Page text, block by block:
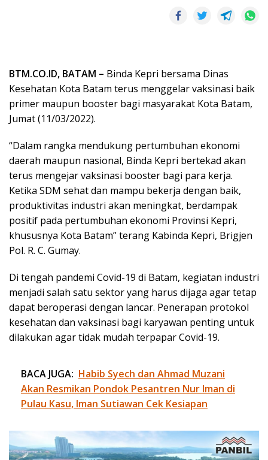
BTM.CO.ID, BATAM – Binda Kepri bersama Dinas
Kesehatan Kota Batam terus menggelar vaksinasi baik
primer maupun booster bagi masyarakat Kota Batam,
Jumat (11/03/2022).
“Dalam rangka mendukung pertumbuhan ekonomi
daerah maupun nasional, Binda Kepri bertekad akan
terus mengejar vaksinasi booster bagi para kerja.
Ketika SDM sehat dan mampu bekerja dengan baik,
produktivitas industri akan meningkat, berdampak
positif pada pertumbuhan ekonomi Provinsi Kepri,
khususnya Kota Batam” terang Kabinda Kepri, Brigjen
Pol. R. C. Gumay.
Di tengah pandemi Covid-19 di Batam, kegiatan industri
menjadi salah satu sektor yang harus dijaga agar tetap
dapat beroperasi dengan lancar. Penerapan protokol
kesehatan dan vaksinasi bagi karyawan penting untuk
dilakukan agar tidak mudah terpapar Covid-19.
BACA JUGA: Habib Syech dan Ahmad Muzani
Akan Resmikan Pondok Pesantren Nur Iman di
Pulau Kasu, Iman Sutiawan Cek Kesiapan